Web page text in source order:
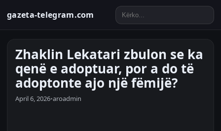
gazeta-telegram.com
Zhaklin Lekatari zbulon se ka
qenë e adoptuar, por a do të
adoptonte ajo një fëmijë?
April 6, 2026•aroadmin